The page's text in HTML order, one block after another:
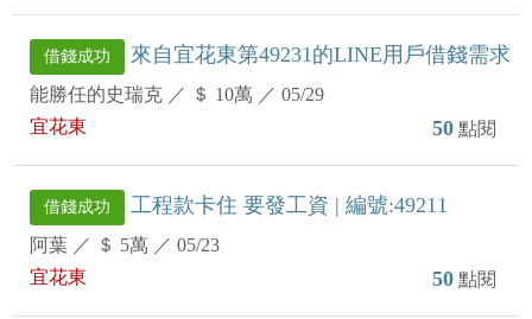
借錢成功 來自宜花東第49231的LINE用戶借錢需求
能勝任的史瑞克 ／ ＄ 10萬 ／ 05/29
宜花東
50 點閱
借錢成功 工程款卡住 要發工資 | 編號:49211
阿葉 ／ ＄ 5萬 ／ 05/23
宜花東
50 點閱